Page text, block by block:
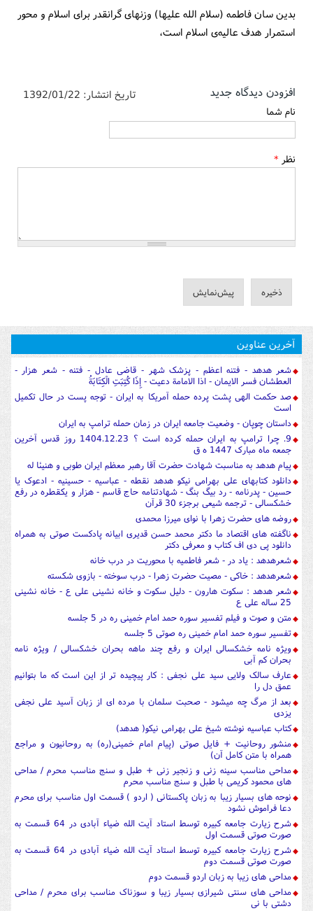
بدین سان فاطمه (سلام الله علیها) وزنه‏اى گرانقدر براى اسلام و محور
استمرار هدف عالیه‌ی اسلام است،
تاریخ انتشار: 1392/01/22 افزودن دیدگاه جدید
نام شما
نظر *
آخرین عناوین
شعر هدهد - فتنه اعظم - پزشک شهر - قاضی عادل - فتنه - شعر هزار -
العطشان فسر الایمان - اذا الامامة دعیت - إِذَا كُتِبَتِ الْكِتَابَةُ
صد حکمت الهی پشت پرده حمله آمریکا به ایران - توجه پست در حال تکمیل
است
داستان چوپان - وضعیت جامعه ایران در زمان حمله ترامپ به ایران
9. چرا ترامپ به ایران حمله کرده است ؟ 1404.12.23 روز قدس آخرین
جمعه ماه مبارک 1447 ه ق
پیام هدهد به مناسبت شهادت حضرت آقا رهبر معظم ایران طوبی و هنیئا له
دانلود کتابهای علی بهرامی نیکو هدهد نقطه - عباسیه - حسینیه - ادعوک یا
حسین - پدرنامه - رد بیگ بنگ - شهادتنامه حاج قاسم - هزار و یکقطره در رفع
خشکسالی - ترجمه شیعی برجزء 30 قرآن
روضه های حضرت زهرا با نوای میرزا محمدی
ناگفته های اقتصاد ما دکتر محمد حسن قدیری ابیانه پادکست صوتی به همراه
دانلود پی دی اف کتاب و معرفی دکتر
شعرهدهد : یاد در - شعر فاطمیه با محوریت در درب خانه
شعرهدهد : خاکی - مصیت حضرت زهرا - درب سوخته - بازوی شکسته
شعر هدهد : سکوت هارون - دلیل سکوت و خانه نشینی علی ع - خانه نشینی
25 ساله علی ع
متن و صوت و فیلم تفسیر سوره حمد امام خمینی ره در 5 جلسه
تفسیر سوره حمد امام خمینی ره صوتی 5 جلسه
ویژه نامه خشکسالی ایران و رفع چند ماهه بحران خشکسالی / ویژه نامه
بحران کم آبی
عارف سالک ولایی سید علی نجفی : کار پیچیده تر از این است که ما بتوانیم
عمق دل را
بعد از مرگ چه میشود - صحبت سلمان با مرده ای از زبان آسید علی نجفی
یزدی
کتاب عباسیه نوشته شیخ علی بهرامی نیکو( هدهد)
منشور روحانیت + فایل صوتی (پیام امام خمینی(ره) به روحانیون و مراجع
همراه با متن کامل آن)
مداحی مناسب سینه زنی و زنجیر زنی + طبل و سنج مناسب محرم / مداحی
های محمود کریمی با طبل و سنج مناسب محرم
نوحه های بسیار زیبا به زبان پاکستانی ( اردو ) قسمت اول مناسب برای محرم
دعا فراموش نشود
شرح زیارت جامعه کبیره توسط استاد آیت الله ضیاء آبادی در 64 قسمت به
صورت صوتی قسمت اول
شرح زیارت جامعه کبیره توسط استاد آیت الله ضیاء آبادی در 64 قسمت به
صورت صوتی قسمت دوم
مداحی های زیبا به زبان اردو قسمت دوم
مداحی های سنتی شیرازی بسیار زیبا و سوزناک مناسب برای محرم / مداحی
دشتی با نی